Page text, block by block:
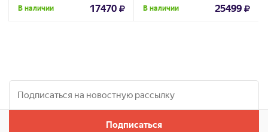
В наличии 17470 В наличии 25499
Подписаться